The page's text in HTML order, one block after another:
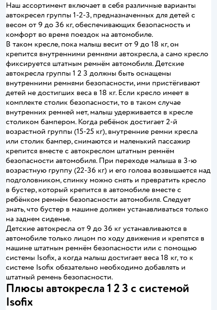
Наш ассортимент включает в себя различные варианты
автокресел группы 1-2-3, предназначенных для детей с
весом от 9 до 36 кг, обеспечивающих безопасность и
комфорт во время поездок на автомобиле.
В таком кресле, пока малыш весит от 9 до 18 кг, он
крепится внутренними ремнями автокресла, а само кресло
фиксируется штатным ремнём автомобиля. Детские
автокресла группы 1 2 3 должны быть оснащены
внутренними ремнями безопасности, ими пристёгивают
детей не достигших веса в 18 кг. Если кресло имеет в
комплекте столик безопасности, то в таком случае
внутренних ремней нет, малыш удерживается в кресле
столиком бампером. Когда ребёнок достигает 2-й
возрастной группы (15-25 кг), внутренние ремни кресла
или столик бампер, снимаются и маленький пассажир
крепится вместе с автокреслом штатным ремнём
безопасности автомобиля. При переходе малыша в 3-ю
возрастную группу (22-36 кг) и его голова возвышается над
подголовником, спинку можно снять и превратить кресло
в бустер, который крепится в автомобиле вместе с
ребёнком ремнём безопасности автомобиля. Следует
знать, что бустер в машине должен устанавливаться только
на заднем сиденье.
Детские автокресла от 9 до 36 кг устанавливаются в
автомобиле только лицом по ходу движения и крепятся в
машине штатным ремнём безопасности или с помощью
системы Isofix, а когда малыш достигает веса 18 кг, то к
системе Isofix обязательно необходимо добавлять и
штатный ремень безопасности.
Плюсы автокресла 1 2 3 с системой
Isofix